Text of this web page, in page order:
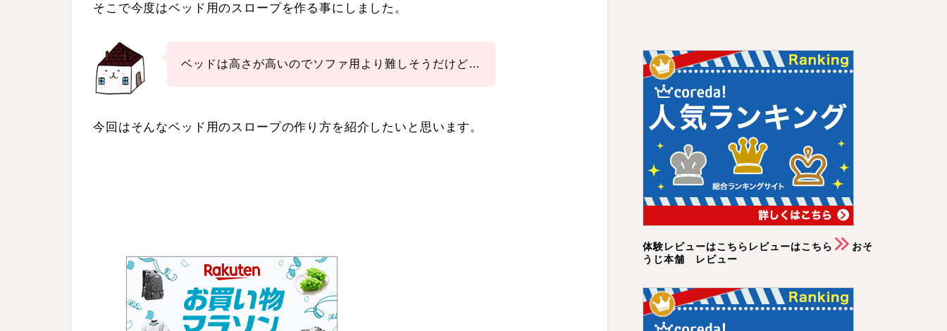
そこで今度はベッド用のスロープを作る事にしました。
ベッドは高さが高いのでソファ用より難しそうだけど…
今回はそんなベッド用のスロープの作り方を紹介したいと思います。
体験レビューはこちらレビューはこちら
おそ
うじ本舗 レビュー